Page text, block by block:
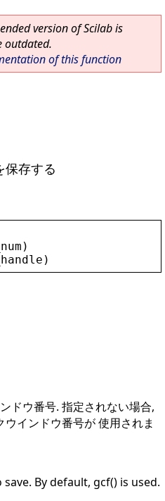
version of Scilab is
outdated.
of this function
保存する
)
)
ドウ番号. 指定されない場合,
インドウ番号が 使用されま
By default, gcf() is used.